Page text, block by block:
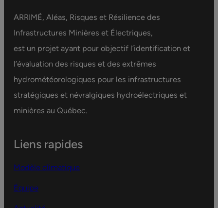
ARRIMÉ, Aléas, Risques et Résilience des
Infrastructures Minières et Électriques,
est un projet ayant pour objectif l’identification et
l’évaluation des risques et des extrêmes
hydrométéorologiques pour les infrastructures
stratégiques et névralgiques hydroélectriques et
minières au Québec.
Liens rapides
Modèle climatique
Équipe